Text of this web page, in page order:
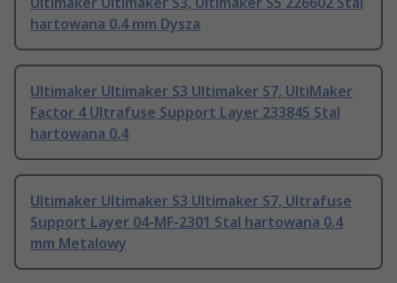
hartowana 0.4 mm Dysza
Ultimaker Ultimaker S3 Ultimaker S7, UltiMaker
Factor 4 Ultrafuse Support Layer 233845 Stal
hartowana 0.4
Ultimaker Ultimaker S3 Ultimaker S7, Ultrafuse
Support Layer 04-MF-2301 Stal hartowana 0.4
mm Metalowy